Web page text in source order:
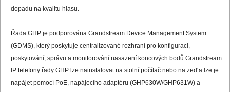
dopadu na kvalitu hlasu.
Řada GHP je podporována Grandstream Device Management System
(GDMS), který poskytuje centralizované rozhraní pro konfiguraci,
poskytování, správu a monitorování nasazení koncových bodů Grandstream.
IP telefony řady GHP lze nainstalovat na stolní počítač nebo na zeď a lze je
napájet pomocí PoE, napájecího adaptéru (GHP630W/GHP631W) a